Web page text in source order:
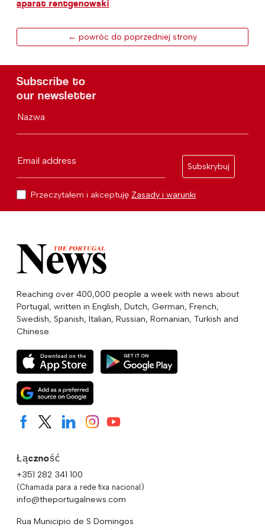
aparat rentgenowski
← powróc do poprzedniej strony
Subscribe to
our newsletter
Nazwa
Email address
Subskrybuj
Przeczytałem i akceptuję Zasady i warunki
Reaching over 400,000 people a week with news about
Portugal, written in English, Dutch, German, French,
Swedish, Spanish, Italian, Russian, Romanian, Turkish and
Chinese.
Łączność
+351 282 341 100
(Chamada para a rede fixa nacional)
info@theportugalnews.com
Rua Municipio de S Domingos